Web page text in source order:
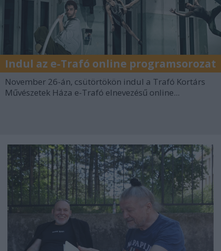
Indul az e-Trafó online programsorozat
November 26-án, csütörtökön indul a Trafó Kortárs
Művészetek Háza e-Trafó elnevezésű online...